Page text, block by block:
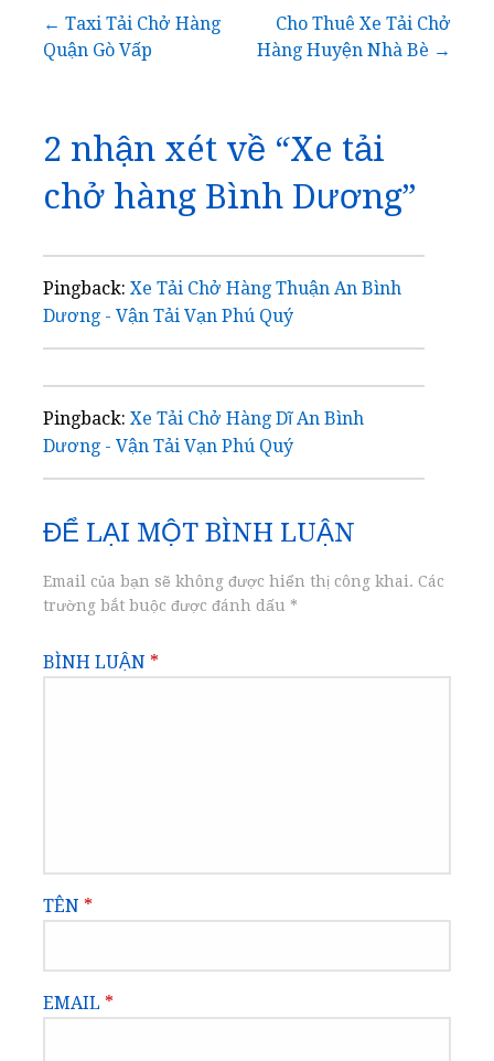
Điều
bài
viết
← Taxi Tải Chở Hàng
Quận Gò Vấp
Cho Thuê Xe Tải Chở
Hàng Huyện Nhà Bè →
2 nhận xét về “Xe tải
chở hàng Bình Dương”
Pingback: Xe Tải Chở Hàng Thuận An Bình
Dương - Vận Tải Vạn Phú Quý
Pingback: Xe Tải Chở Hàng Dĩ An Bình
Dương - Vận Tải Vạn Phú Quý
ĐỂ LẠI MỘT BÌNH LUẬN
Email của bạn sẽ không được hiển thị công khai. Các
trường bắt buộc được đánh dấu *
BÌNH LUẬN *
TÊN *
EMAIL *